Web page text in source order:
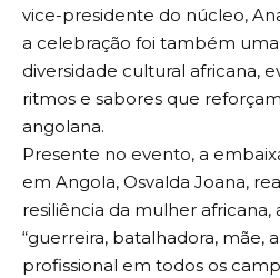
vice-presidente do núcleo,
a celebração foi também
diversidade cultural africana,
ritmos e sabores que
angolana.
Presente no evento, a
em Angola, Osvalda Joana,
resiliência da mulher
“guerreira, batalhadora, mãe,
profissional em todos os